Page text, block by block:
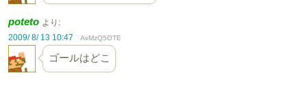
poteto より:
2009/ 8/ 13 10:47
AxMzQ5OTE
ゴールはどこ